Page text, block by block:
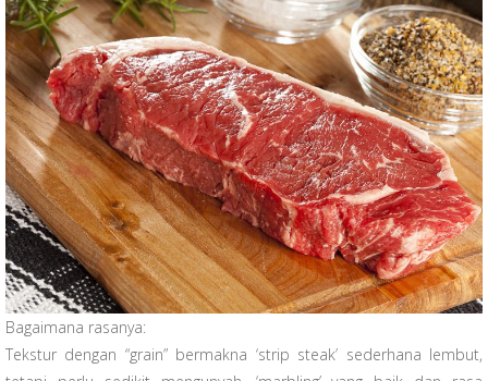
Bagaimana rasanya:
Tekstur dengan “grain” bermakna ‘strip steak’ sederhana lembut,